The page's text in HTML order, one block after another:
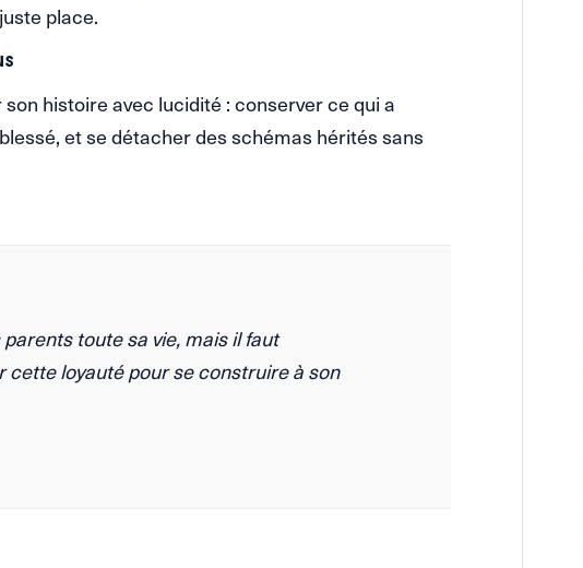
place.
son histoire avec lucidité : conserver ce qui a
et se détacher des schémas hérités sans
toute sa vie, mais il faut
cette loyauté pour se construire à son